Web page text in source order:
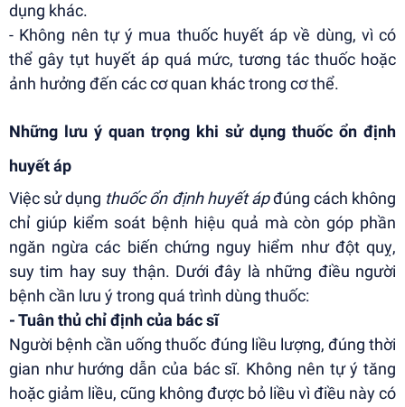
dụng khác.
- Không nên tự ý mua thuốc huyết áp về dùng, vì có
thể gây tụt huyết áp quá mức, tương tác thuốc hoặc
ảnh hưởng đến các cơ quan khác trong cơ thể.
Những lưu ý quan trọng khi sử dụng thuốc ổn định
huyết áp
Việc sử dụng thuốc ổn định huyết ápđúng cách không
chỉ giúp kiểm soát bệnh hiệu quả mà còn góp phần
ngăn ngừa các biến chứng nguy hiểm như đột quỵ,
suy tim hay suy thận. Dưới đây là những điều người
bệnh cần lưu ý trong quá trình dùng thuốc:
- Tuân thủ chỉ định của bác sĩ
Người bệnh cần uống thuốc đúng liều lượng, đúng thời
gian như hướng dẫn của bác sĩ. Không nên tự ý tăng
hoặc giảm liều, cũng không được bỏ liều vì điều này có